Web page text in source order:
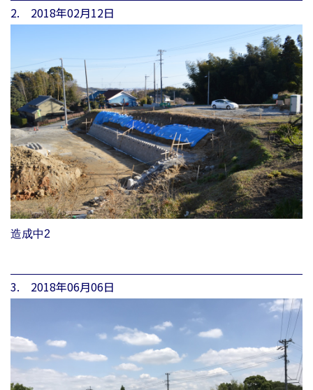
2. 2018年02月12日
造成中2
3. 2018年06月06日